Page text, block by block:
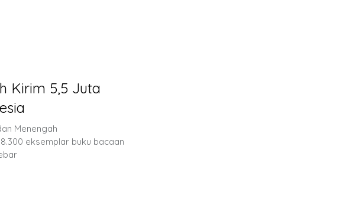
Kirim 5,5 Juta
Menengah
eksemplar buku bacaan